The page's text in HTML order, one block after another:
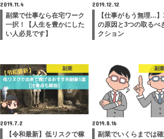
2019.11.4
副業で仕事なら在宅ワーク
一択！【人生を豊かにした
い人必見です】
2019.12.12
【仕事がもう無理...
の原因と3つの取るべ
クション
副業
2019.7.2
【令和最新】低リスクで稼
副業
2019.8.16
副業でいくらまでは